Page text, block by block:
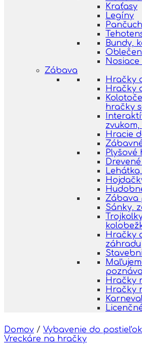
Kraťasy
Legíny
Bundy,
Zábava
Hračky
Hračky
hračky
Hracie
Plyšové
Zábava
Sánky,
Hračky
záhradu
Hračky
Hračky
Domov / Vybavenie do postieľok
Vreckáre na hračky